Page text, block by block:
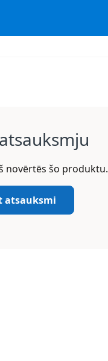
novērtēs šo produktu.
atsauksmi